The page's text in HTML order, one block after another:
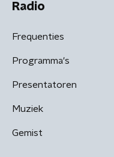
Radio
Frequenties
Programma's
Presentatoren
Muziek
Gemist